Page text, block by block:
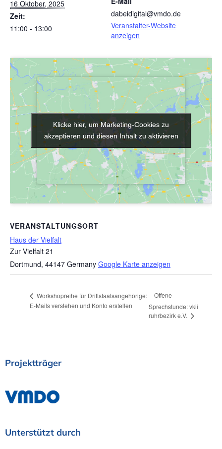
16 Oktober, 2025
Zeit:
11:00 - 13:00
dabeidigital@vmdo.de
Veranstalter-Website
anzeigen
VERANSTALTUNGSORT
Haus der Vielfalt
Zur Vielfalt 21
Dortmund, 44147 Germany Google Karte anzeigen
Klicke hier, um Marketing-Cookies zu
akzeptieren und diesen Inhalt zu aktivieren
Klicke hier, um Marketing-Cookies zu
akzeptieren und diesen Inhalt zu aktivieren
Workshopreihe für Drittstaatsangehörige:
E-Mails verstehen und Konto erstellen
Offene
Sprechstunde: vkii
ruhrbezirk e.V.
Projektträger
Unterstützt durch